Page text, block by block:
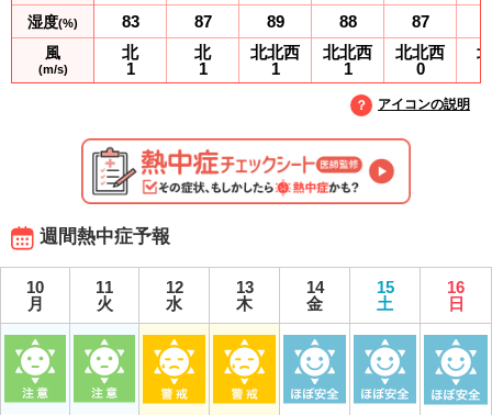
湿度(%)
風
(m/s)
83
北
1
87
北
1
89
北北西
1
88
北北西
1
87
北北西
0
アイコンの説明
週間熱中症予報
10
月
11
火
12
水
13
木
14
金
15
土
16
日